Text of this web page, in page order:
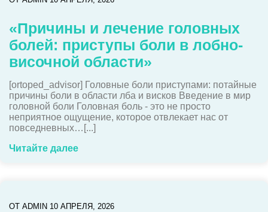
«Причины и лечение головных
болей: приступы боли в лобно-
височной области»
[ortoped_advisor] Головные боли приступами: потайные
причины боли в области лба и висков Введение в мир
головной боли Головная боль - это не просто
неприятное ощущение, которое отвлекает нас от
повседневных…[...]
Читайте далее
ОТ ADMIN 10 АПРЕЛЯ, 2026